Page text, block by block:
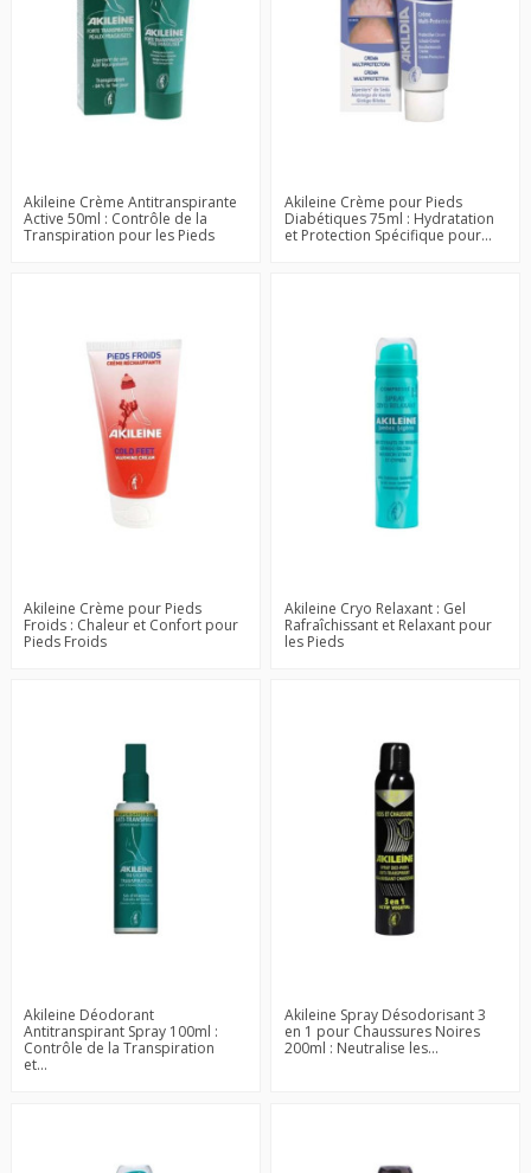
Akileine Crème Antitranspirante
Active 50ml : Contrôle de la
Transpiration pour les Pieds
Akileine Crème pour Pieds
Diabétiques 75ml : Hydratation
et Protection Spécifique pour...
Akileine Crème pour Pieds
Froids : Chaleur et Confort pour
Pieds Froids
Akileine Cryo Relaxant : Gel
Rafraîchissant et Relaxant pour
les Pieds
Akileine Déodorant
Antitranspirant Spray 100ml :
Contrôle de la Transpiration
et...
Akileine Spray Désodorisant 3
en 1 pour Chaussures Noires
200ml : Neutralise les...